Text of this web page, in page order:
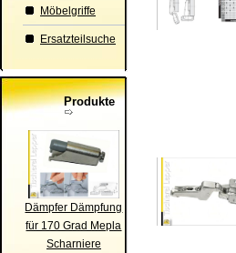
Möbelgriffe
Ersatzteilsuche
Produkte
Dämpfer Dämpfung
für 170 Grad Mepla
Scharniere